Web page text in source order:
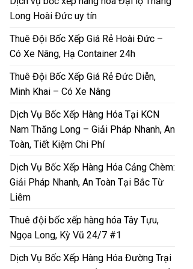
Long Hoài Đức uy tín
Thuê Đội Bốc Xếp Giá Rẻ Hoài Đức –
Có Xe Nâng, Hạ Container 24h
Thuê Đội Bốc Xếp Giá Rẻ Đức Diễn,
Minh Khai – Có Xe Nâng
Dịch Vụ Bốc Xếp Hàng Hóa Tại KCN
Nam Thăng Long – Giải Pháp Nhanh, An
Toàn, Tiết Kiệm Chi Phí
Dịch Vụ Bốc Xếp Hàng Hóa Cảng Chèm:
Giải Pháp Nhanh, An Toàn Tại Bắc Từ
Liêm
Thuê đội bốc xếp hàng hóa Tây Tựu,
Ngọa Long, Kỳ Vũ 24/7 #1
Dịch Vụ Bốc Xếp Hàng Hóa Đường Trại